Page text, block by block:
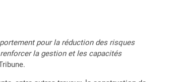
pour la réduction des risques
renforcer la gestion et les capacités